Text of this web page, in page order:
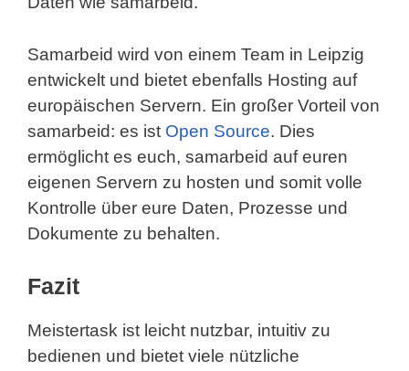
Samarbeid wird von einem Team in Leipzig
entwickelt und bietet ebenfalls Hosting auf
europäischen Servern. Ein großer Vorteil von
samarbeid: es ist Open Source. Dies
ermöglicht es euch, samarbeid auf euren
eigenen Servern zu hosten und somit volle
Kontrolle über eure Daten, Prozesse und
Dokumente zu behalten.
Fazit
Meistertask ist leicht nutzbar, intuitiv zu
bedienen und bietet viele nützliche